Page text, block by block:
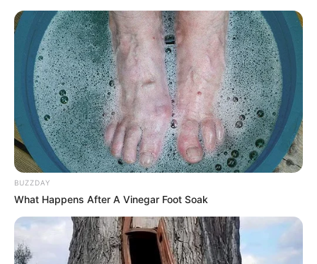
BUZZDAY
What Happens After A Vinegar Foot Soak